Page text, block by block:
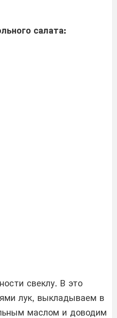
салата:
свеклу. В это
лук, выкладываем в
маслом и доводим